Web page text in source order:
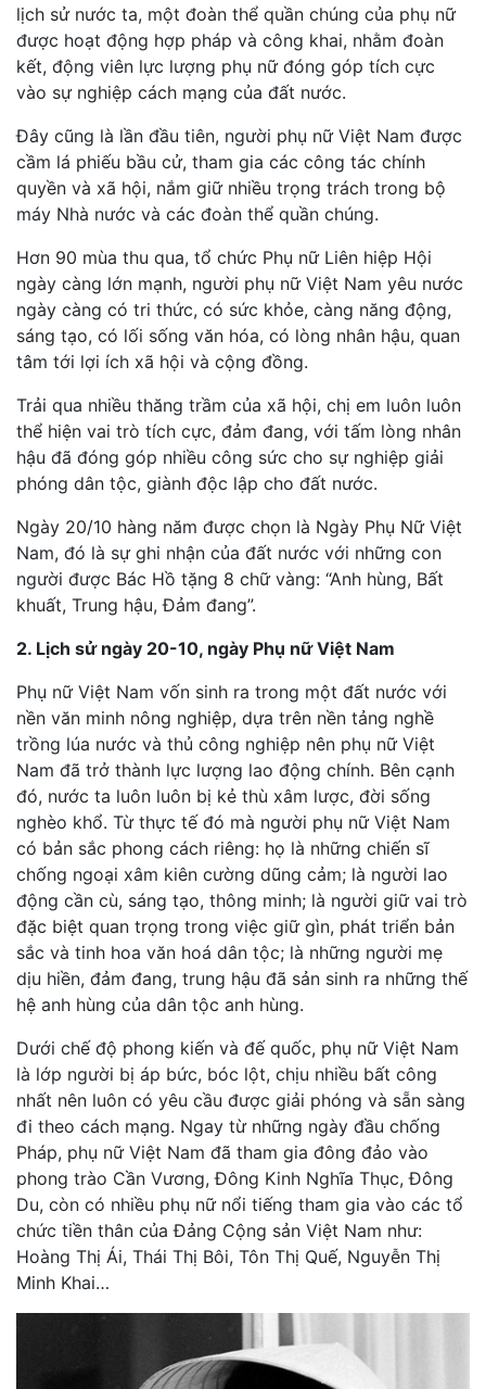
lịch sử nước ta, một đoàn thể quần chúng của phụ nữ
được hoạt động hợp pháp và công khai, nhằm đoàn
kết, động viên lực lượng phụ nữ đóng góp tích cực
vào sự nghiệp cách mạng của đất nước.
Đây cũng là lần đầu tiên, người phụ nữ Việt Nam được
cầm lá phiếu bầu cử, tham gia các công tác chính
quyền và xã hội, nắm giữ nhiều trọng trách trong bộ
máy Nhà nước và các đoàn thể quần chúng.
Hơn 90 mùa thu qua, tổ chức Phụ nữ Liên hiệp Hội
ngày càng lớn mạnh, người phụ nữ Việt Nam yêu nước
ngày càng có tri thức, có sức khỏe, càng năng động,
sáng tạo, có lối sống văn hóa, có lòng nhân hậu, quan
tâm tới lợi ích xã hội và cộng đồng.
Trải qua nhiều thăng trầm của xã hội, chị em luôn luôn
thể hiện vai trò tích cực, đảm đang, với tấm lòng nhân
hậu đã đóng góp nhiều công sức cho sự nghiệp giải
phóng dân tộc, giành độc lập cho đất nước.
Ngày 20/10 hàng năm được chọn là Ngày Phụ Nữ Việt
Nam, đó là sự ghi nhận của đất nước với những con
người được Bác Hồ tặng 8 chữ vàng: “Anh hùng, Bất
khuất, Trung hậu, Đảm đang”.
2. Lịch sử ngày 20-10, ngày Phụ nữ Việt Nam
Phụ nữ Việt Nam vốn sinh ra trong một đất nước với
nền văn minh nông nghiệp, dựa trên nền tảng nghề
trồng lúa nước và thủ công nghiệp nên phụ nữ Việt
Nam đã trở thành lực lượng lao động chính. Bên cạnh
đó, nước ta luôn luôn bị kẻ thù xâm lược, đời sống
nghèo khổ. Từ thực tế đó mà người phụ nữ Việt Nam
có bản sắc phong cách riêng: họ là những chiến sĩ
chống ngoại xâm kiên cường dũng cảm; là người lao
động cần cù, sáng tạo, thông minh; là người giữ vai trò
đặc biệt quan trọng trong việc giữ gìn, phát triển bản
sắc và tinh hoa văn hoá dân tộc; là những người mẹ
dịu hiền, đảm đang, trung hậu đã sản sinh ra những thế
hệ anh hùng của dân tộc anh hùng.
Dưới chế độ phong kiến và đế quốc, phụ nữ Việt Nam
là lớp người bị áp bức, bóc lột, chịu nhiều bất công
nhất nên luôn có yêu cầu được giải phóng và sẵn sàng
đi theo cách mạng. Ngay từ những ngày đầu chống
Pháp, phụ nữ Việt Nam đã tham gia đông đảo vào
phong trào Cần Vương, Đông Kinh Nghĩa Thục, Đông
Du, còn có nhiều phụ nữ nổi tiếng tham gia vào các tổ
chức tiền thân của Đảng Cộng sản Việt Nam như:
Hoàng Thị Ái, Thái Thị Bôi, Tôn Thị Quế, Nguyễn Thị
Minh Khai…